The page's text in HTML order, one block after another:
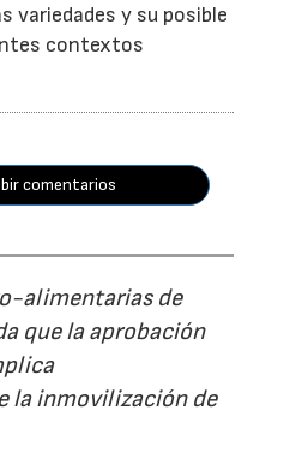
variedades y su posible
contextos
comentarios
alimentarias de
que la aprobación
la inmovilización de